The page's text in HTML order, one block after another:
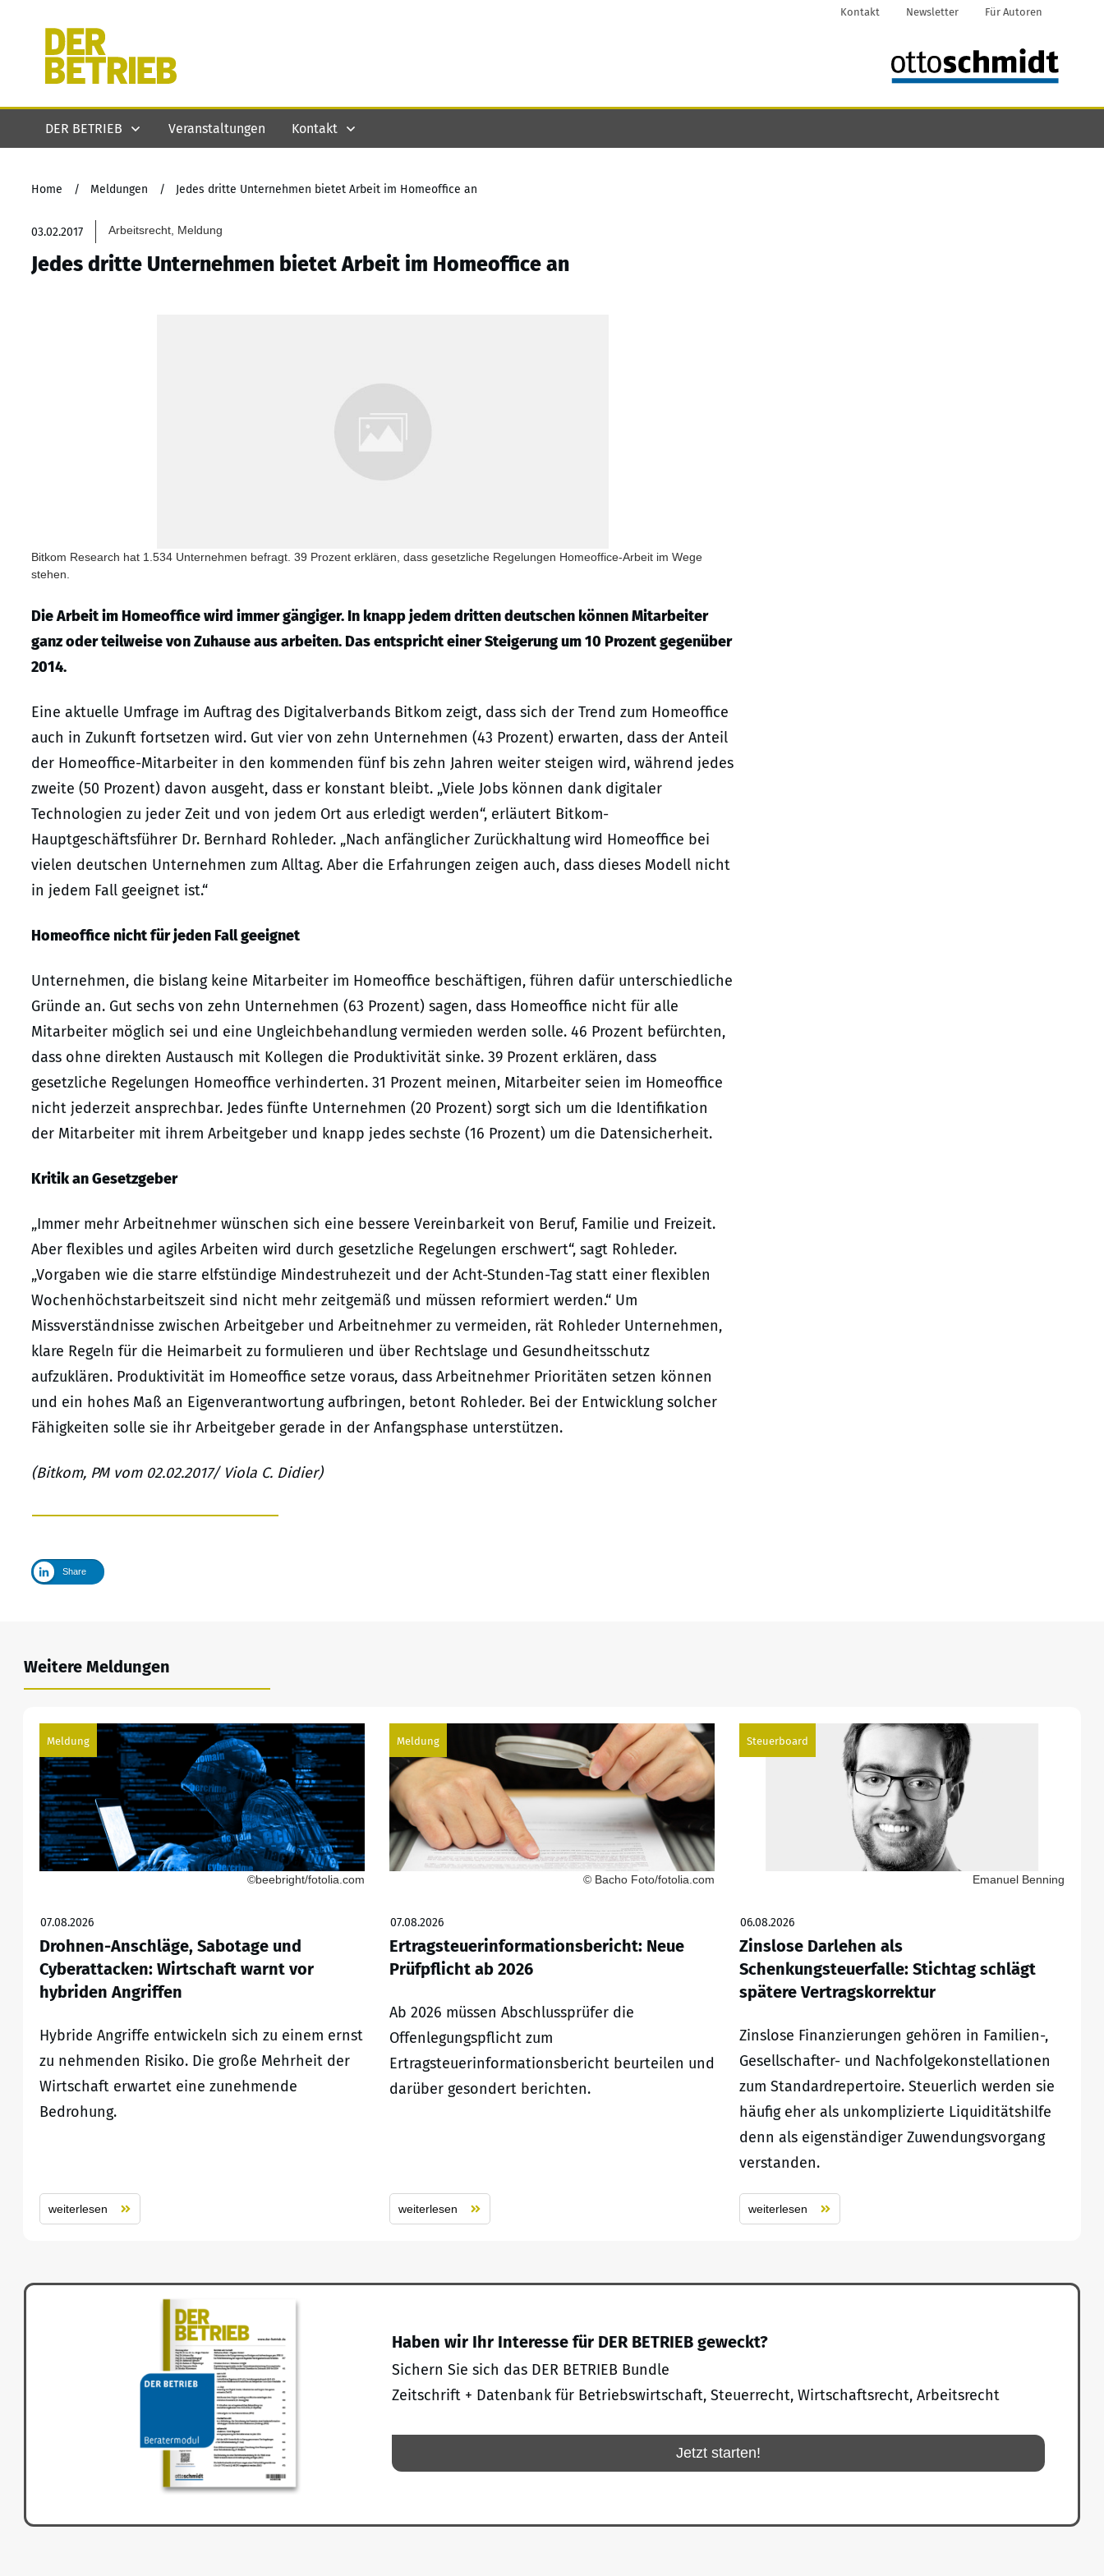
Kontakt Newsletter Für Autoren
DER BETRIEB Veranstaltungen Kontakt
Home / Meldungen / Jedes dritte Unternehmen bietet Arbeit im Homeoffice an
03.02.2017 Arbeitsrecht, Meldung
Jedes dritte Unternehmen bietet Arbeit im Homeoffice an
Bitkom Research hat 1.534 Unternehmen befragt. 39 Prozent erklären, dass gesetzliche Regelungen Homeoffice-Arbeit im Wege
stehen.
Die Arbeit im Homeoffice wird immer gängiger. In knapp jedem dritten deutschen können Mitarbeiter
ganz oder teilweise von Zuhause aus arbeiten. Das entspricht einer Steigerung um 10 Prozent gegenüber
2014.
Eine aktuelle Umfrage im Auftrag des Digitalverbands Bitkom zeigt, dass sich der Trend zum Homeoffice
auch in Zukunft fortsetzen wird. Gut vier von zehn Unternehmen (43 Prozent) erwarten, dass der Anteil
der Homeoffice-Mitarbeiter in den kommenden fünf bis zehn Jahren weiter steigen wird, während jedes
zweite (50 Prozent) davon ausgeht, dass er konstant bleibt. „Viele Jobs können dank digitaler
Technologien zu jeder Zeit und von jedem Ort aus erledigt werden“, erläutert Bitkom-
Hauptgeschäftsführer Dr. Bernhard Rohleder. „Nach anfänglicher Zurückhaltung wird Homeoffice bei
vielen deutschen Unternehmen zum Alltag. Aber die Erfahrungen zeigen auch, dass dieses Modell nicht
in jedem Fall geeignet ist.“
Homeoffice nicht für jeden Fall geeignet
Unternehmen, die bislang keine Mitarbeiter im Homeoffice beschäftigen, führen dafür unterschiedliche
Gründe an. Gut sechs von zehn Unternehmen (63 Prozent) sagen, dass Homeoffice nicht für alle
Mitarbeiter möglich sei und eine Ungleichbehandlung vermieden werden solle. 46 Prozent befürchten,
dass ohne direkten Austausch mit Kollegen die Produktivität sinke. 39 Prozent erklären, dass
gesetzliche Regelungen Homeoffice verhinderten. 31 Prozent meinen, Mitarbeiter seien im Homeoffice
nicht jederzeit ansprechbar. Jedes fünfte Unternehmen (20 Prozent) sorgt sich um die Identifikation
der Mitarbeiter mit ihrem Arbeitgeber und knapp jedes sechste (16 Prozent) um die Datensicherheit.
Kritik an Gesetzgeber
„Immer mehr Arbeitnehmer wünschen sich eine bessere Vereinbarkeit von Beruf, Familie und Freizeit.
Aber flexibles und agiles Arbeiten wird durch gesetzliche Regelungen erschwert“, sagt Rohleder.
„Vorgaben wie die starre elfstündige Mindestruhezeit und der Acht-Stunden-Tag statt einer flexiblen
Wochenhöchstarbeitszeit sind nicht mehr zeitgemäß und müssen reformiert werden.“ Um
Missverständnisse zwischen Arbeitgeber und Arbeitnehmer zu vermeiden, rät Rohleder Unternehmen,
klare Regeln für die Heimarbeit zu formulieren und über Rechtslage und Gesundheitsschutz
aufzuklären. Produktivität im Homeoffice setze voraus, dass Arbeitnehmer Prioritäten setzen können
und ein hohes Maß an Eigenverantwortung aufbringen, betont Rohleder. Bei der Entwicklung solcher
Fähigkeiten solle sie ihr Arbeitgeber gerade in der Anfangsphase unterstützen.
(Bitkom, PM vom 02.02.2017/ Viola C. Didier)
Share
Weitere Meldungen
Meldung
©beebright/fotolia.com
07.08.2026
Drohnen-Anschläge, Sabotage und
Cyberattacken: Wirtschaft warnt vor
hybriden Angriffen
Hybride Angriffe entwickeln sich zu einem ernst
zu nehmenden Risiko. Die große Mehrheit der
Wirtschaft erwartet eine zunehmende
Bedrohung.
weiterlesen
Meldung
© Bacho Foto/fotolia.com
07.08.2026
Ertragsteuerinformationsbericht: Neue
Prüfpflicht ab 2026
Ab 2026 müssen Abschlussprüfer die
Offenlegungspflicht zum
Ertragsteuerinformationsbericht beurteilen und
darüber gesondert berichten.
weiterlesen
Steuerboard
Emanuel Benning
06.08.2026
Zinslose Darlehen als
Schenkungsteuerfalle: Stichtag schlägt
spätere Vertragskorrektur
Zinslose Finanzierungen gehören in Familien-,
Gesellschafter- und Nachfolgekonstellationen
zum Standardrepertoire. Steuerlich werden sie
häufig eher als unkomplizierte Liquiditätshilfe
denn als eigenständiger Zuwendungsvorgang
verstanden.
weiterlesen
Haben wir Ihr Interesse für DER BETRIEB geweckt?
Sichern Sie sich das DER BETRIEB Bundle
Zeitschrift + Datenbank für Betriebswirtschaft, Steuerrecht, Wirtschaftsrecht, Arbeitsrecht
Jetzt starten!